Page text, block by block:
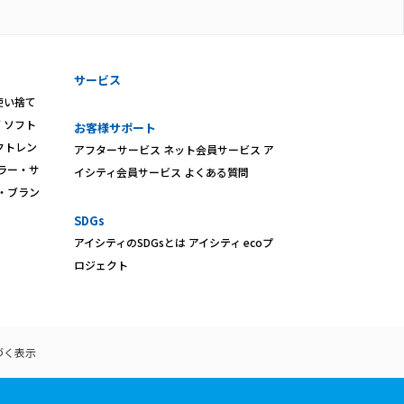
い捨て
ソフト
トレン
ー・サ
ブラン
サービス
お客様サポート
アフターサービス ネット会員サービス ア
イシティ会員サービス よくある質問
SDGs
アイシティのSDGsとは アイシティ ecoプ
ロジェクト
く表示